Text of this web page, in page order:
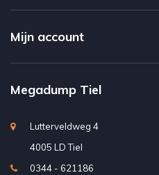
Mijn account
Megadump Tiel
Lutterveldweg 4
4005 LD Tiel
0344 - 621186